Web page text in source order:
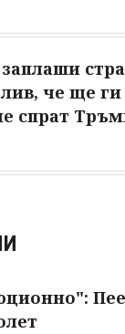
че ще
спрат